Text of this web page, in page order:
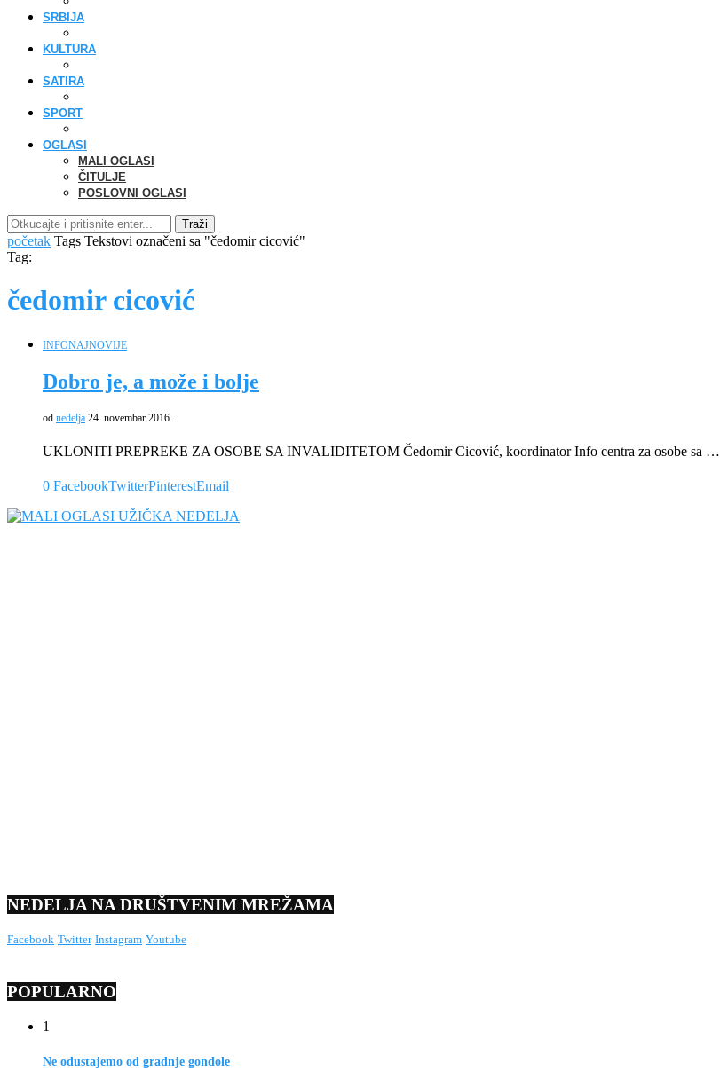
SRBIJA
KULTURA
SATIRA
SPORT
OGLASI
MALI OGLASI
ČITULJE
POSLOVNI OGLASI
Traži
početak Tags Tekstovi označeni sa "čedomir cicović"
Tag:
čedomir cicović
INFONAJNOVIJE
Dobro je, a može i bolje
od nedelja 24. novembar 2016.
UKLONITI PREPREKE ZA OSOBE SA INVALIDITETOM Čedomir Cicović, koordinator Info centra za osobe sa …
0 FacebookTwitterPinterestEmail
NEDELJA NA DRUŠTVENIM MREŽAMA
Facebook Twitter Instagram Youtube
POPULARNO
1
Ne odustajemo od gradnje gondole